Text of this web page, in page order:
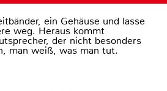
ein Gehäuse und lasse
weg. Heraus kommt
der nicht besonders
man weiß, was man tut.